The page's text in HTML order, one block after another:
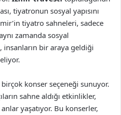
tiyatronun sosyal yapısını
tiyatro sahneleri, sadece
zamanda sosyal
insanların bir araya geldiği
konser seçeneği sunuyor.
sahne aldığı etkinlikler,
yaşatıyor. Bu konserler,